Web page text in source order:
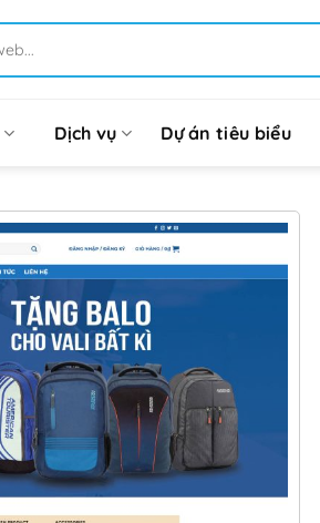
Dịch vụ Dự án tiêu biểu